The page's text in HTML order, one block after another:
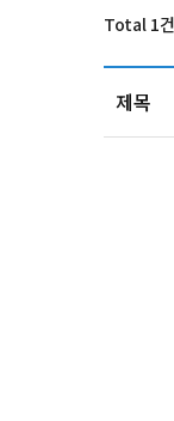
Total 1건
제목